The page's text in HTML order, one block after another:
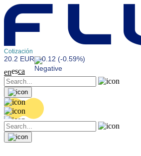
Cotización
20.2 EUR -0.12 (-0.59%)
enesca